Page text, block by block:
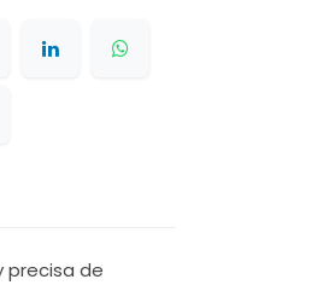
precisa de